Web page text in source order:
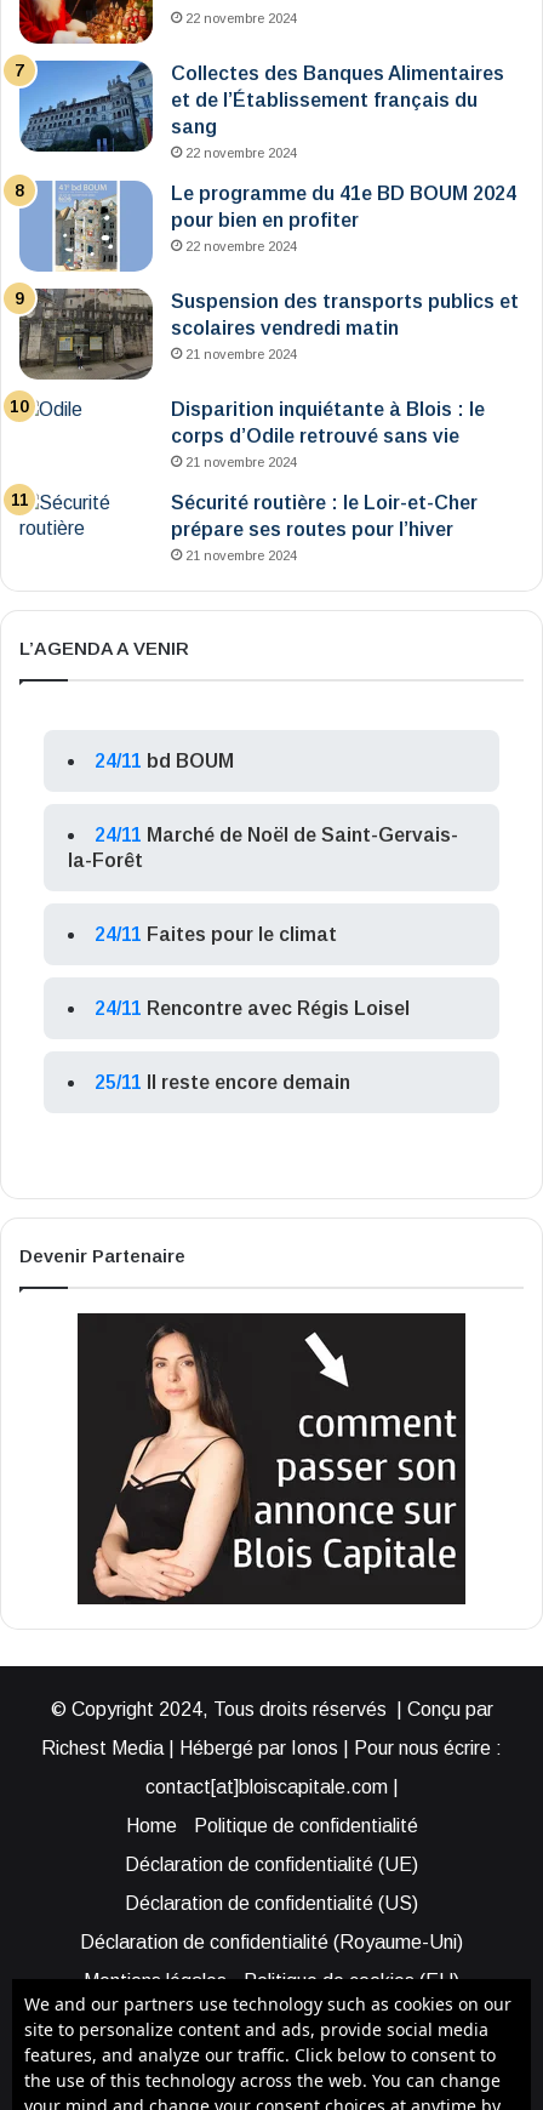
22 novembre 2024
Collectes des Banques Alimentaires
et de l’Établissement français du
sang
22 novembre 2024
Le programme du 41e BD BOUM 2024
pour bien en profiter
22 novembre 2024
Suspension des transports publics et
scolaires vendredi matin
21 novembre 2024
Disparition inquiétante à Blois : le
corps d’Odile retrouvé sans vie
21 novembre 2024
Sécurité routière : le Loir-et-Cher
prépare ses routes pour l’hiver
21 novembre 2024
L’AGENDA A VENIR
24/11 bd BOUM
24/11 Marché de Noël de Saint-Gervais-
la-Forêt
24/11 Faites pour le climat
24/11 Rencontre avec Régis Loisel
25/11 Il reste encore demain
Devenir Partenaire
© Copyright 2024, Tous droits réservés | Conçu par
Richest Media | Hébergé par Ionos | Pour nous écrire :
contact[at]bloiscapitale.com |
Home
Politique de confidentialité
Déclaration de confidentialité (UE)
Déclaration de confidentialité (US)
Déclaration de confidentialité (Royaume-Uni)
Mentions légales
Politique de cookies (EU)
Cookie Policy (AUS)
Cookie Policy (US)
Qui sommes-nous ?
Participer à Blois Capitale
Bénéficier d’une assistance
We and our partners use technology such as cookies on our
site to personalize content and ads, provide social media
features, and analyze our traffic. Click below to consent to
the use of this technology across the web. You can change